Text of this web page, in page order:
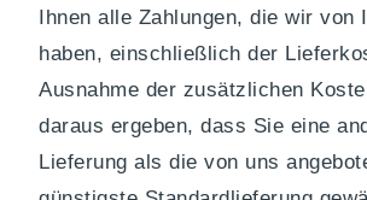
Ihnen alle Zahlungen, die wir von
haben, einschließlich der
Ausnahme der zusätzlichen
daraus ergeben, dass Sie eine
Lieferung als die von uns